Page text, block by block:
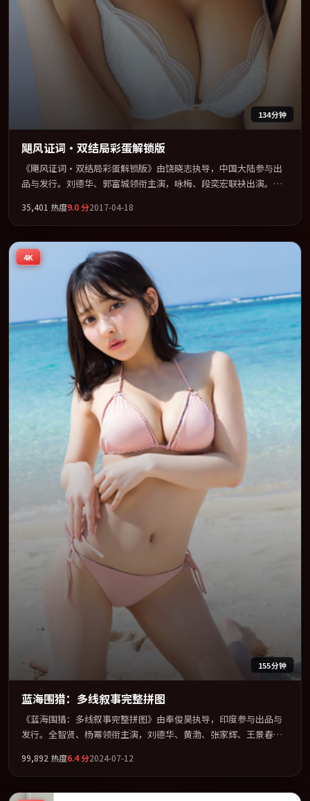
134分钟
飓风证词·双结局彩蛋解锁版
《飓风证词·双结局彩蛋解锁版》由饶晓志执导，中国大陆参与出
品与发行。刘德华、郭富城领衔主演，咏梅、段奕宏联袂出演。把
架，在叙事、表演与视听上力求统一。定于 2017-07-07 在内地院线
及主流平台同步亮相，2017 年度话题片中口碑稳健，适合喜欢强情
节与人物弧光的观众完整观看。
35,401 热度9.0分2017-04-18
4K
155分钟
蓝海围猎：多线叙事完整拼图
《蓝海围猎：多线叙事完整拼图》由奉俊昊执导，印度参与出品与
发行。全智贤、杨幂领衔主演，刘德华、黄渤、张家辉、王景春联
「奇幻」类型为骨架，在叙事、表演与视听上力求统一。定于
2024-03-08 在内地院线及主流平台同步亮相，2024 年度话题片中口
碑稳健，适合喜欢强情节与人物弧光的观众完整观看。
99,892 热度6.4分2024-07-12